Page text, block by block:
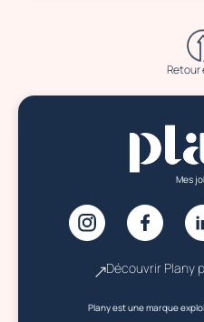
Retour
Mes
Découvrir Plany
Plany est une marque